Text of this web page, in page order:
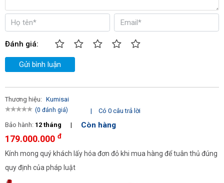
Tổng trọng lượng (kg) 520
Công suất motor chổi chính
(W)
690
Kích thước đóng gói (mm)
Đánh giá:
Gửi bình luận
Thương hiệu: Kumisai
(0 đánh giá) |
Có 0 câu trả lời
Bảo hành: 12 tháng | Còn hàng
179.000.000 đ
Kính mong quý khách lấy hóa đơn đỏ khi mua hàng để tuân thủ đúng
quy định của pháp luật